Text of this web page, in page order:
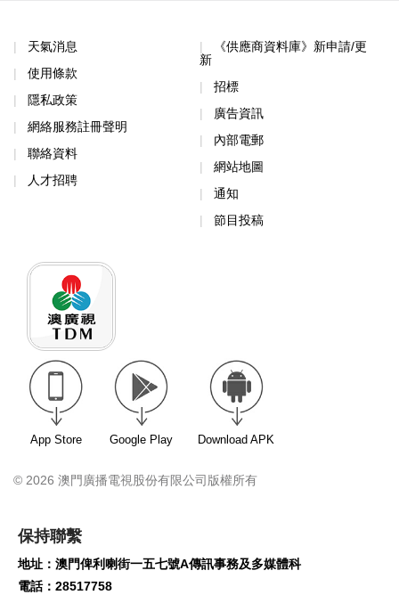
天氣消息
使用條款
隱私政策
網絡服務註冊聲明
聯絡資料
人才招聘
《供應商資料庫》新申請/更
新
招標
廣告資訊
內部電郵
網站地圖
通知
節目投稿
App Store Google Play Download APK
© 2026 澳門廣播電視股份有限公司版權所有
保持聯繫
地址：澳門俾利喇街一五七號A傳訊事務及多媒體科
電話：28517758